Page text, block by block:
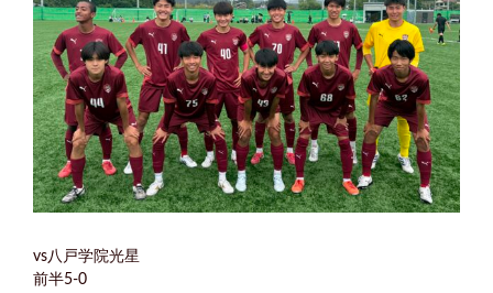
vs八戸学院光星
前半5-0